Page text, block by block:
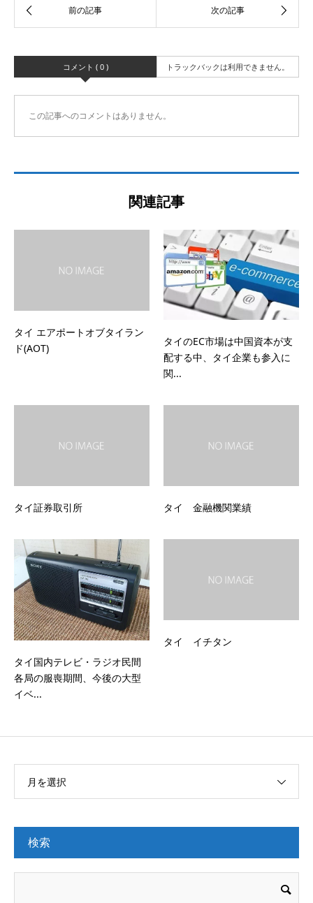
コメント ( 0 ) トラックバックは利用できません。
この記事へのコメントはありません。
関連記事
タイ エアポートオブタイラン
ド(AOT)
タイのEC市場は中国資本が支
配する中、タイ企業も参入に
関...
タイ証券取引所 タイ 金融機関業績
タイ国内テレビ・ラジオ民間
各局の服喪期間、今後の大型
イベ...
タイ イチタン
月を選択
検索